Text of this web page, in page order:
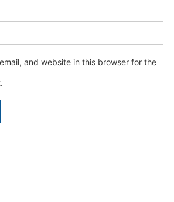
and website in this browser for the